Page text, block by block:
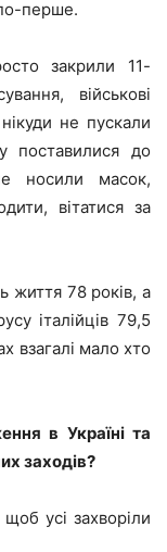
перше.
закрили 11-
військові
не пускали
поставилися до
носили масок,
вітатися за
життя 78 років, а
італійців 79,5
взагалі мало хто
в Україні та
заходів?
усі захворіли